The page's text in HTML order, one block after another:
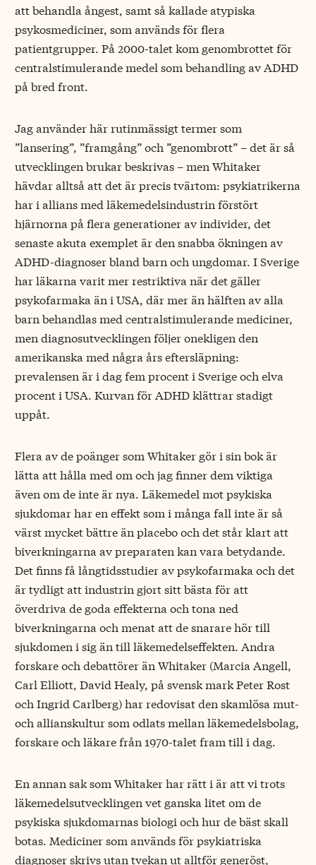
att behandla ångest, samt så kallade atypiska
psykosmediciner, som används för flera
patientgrupper. På 2000-talet kom genombrottet för
centralstimulerande medel som behandling av ADHD
på bred front.
Jag använder här rutinmässigt termer som
”lansering”, ”framgång” och ”genombrott” – det är så
utvecklingen brukar beskrivas – men Whitaker
hävdar alltså att det är precis tvärtom: psykiatrikerna
har i allians med läkemedelsindustrin förstört
hjärnorna på flera generationer av individer, det
senaste akuta exemplet är den snabba ökningen av
ADHD-diagnoser bland barn och ungdomar. I Sverige
har läkarna varit mer restriktiva när det gäller
psykofarmaka än i USA, där mer än hälften av alla
barn behandlas med centralstimulerande mediciner,
men diagnosutvecklingen följer onekligen den
amerikanska med några års eftersläpning:
prevalensen är i dag fem procent i Sverige och elva
procent i USA. Kurvan för ADHD klättrar stadigt
uppåt.
Flera av de poänger som Whitaker gör i sin bok är
lätta att hålla med om och jag finner dem viktiga
även om de inte är nya. Läkemedel mot psykiska
sjukdomar har en effekt som i många fall inte är så
värst mycket bättre än placebo och det står klart att
biverkningarna av preparaten kan vara betydande.
Det finns få långtidsstudier av psykofarmaka och det
är tydligt att industrin gjort sitt bästa för att
överdriva de goda effekterna och tona ned
biverkningarna och menat att de snarare hör till
sjukdomen i sig än till läkemedelseffekten. Andra
forskare och debattörer än Whitaker (Marcia Angell,
Carl Elliott, David Healy, på svensk mark Peter Rost
och Ingrid Carlberg) har redovisat den skamlösa mut-
och allianskultur som odlats mellan läkemedelsbolag,
forskare och läkare från 1970-talet fram till i dag.
En annan sak som Whitaker har rätt i är att vi trots
läkemedelsutvecklingen vet ganska litet om de
psykiska sjukdomarnas biologi och hur de bäst skall
botas. Mediciner som används för psykiatriska
diagnoser skrivs utan tvekan ut alltför generöst,